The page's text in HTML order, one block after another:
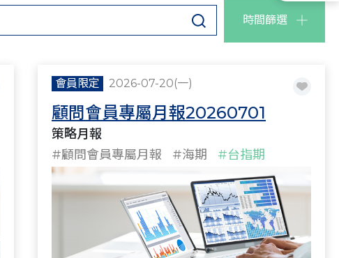
時間篩選
會員限定 2026-07-20(一)
顧問會員專屬月報20260701
策略月報
#顧問會員專屬月報
#海期
#台指期
#策略